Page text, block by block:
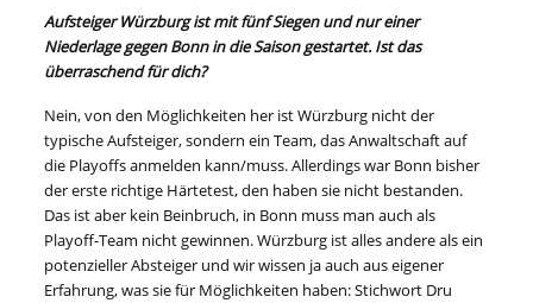
Aufsteiger Würzburg ist mit fünf Siegen und nur einer
Niederlage gegen Bonn in die Saison gestartet. Ist das
überraschend für dich?
Nein, von den Möglichkeiten her ist Würzburg nicht der
typische Aufsteiger, sondern ein Team, das Anwaltschaft auf
die Playoffs anmelden kann/muss. Allerdings war Bonn bisher
der erste richtige Härtetest, den haben sie nicht bestanden.
Das ist aber kein Beinbruch, in Bonn muss man auch als
Playoff-Team nicht gewinnen. Würzburg ist alles andere als ein
potenzieller Absteiger und wir wissen ja auch aus eigener
Erfahrung, was sie für Möglichkeiten haben: Stichwort Dru